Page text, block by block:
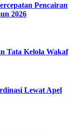
Pencairan
2026
Tata Kelola Wakaf
Lewat Apel